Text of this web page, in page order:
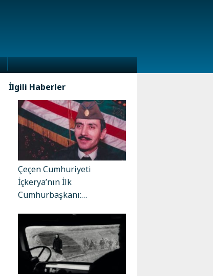
İlgili Haberler
Çeçen Cumhuriyeti
İçkerya’nın İlk
Cumhurbaşkanı:…